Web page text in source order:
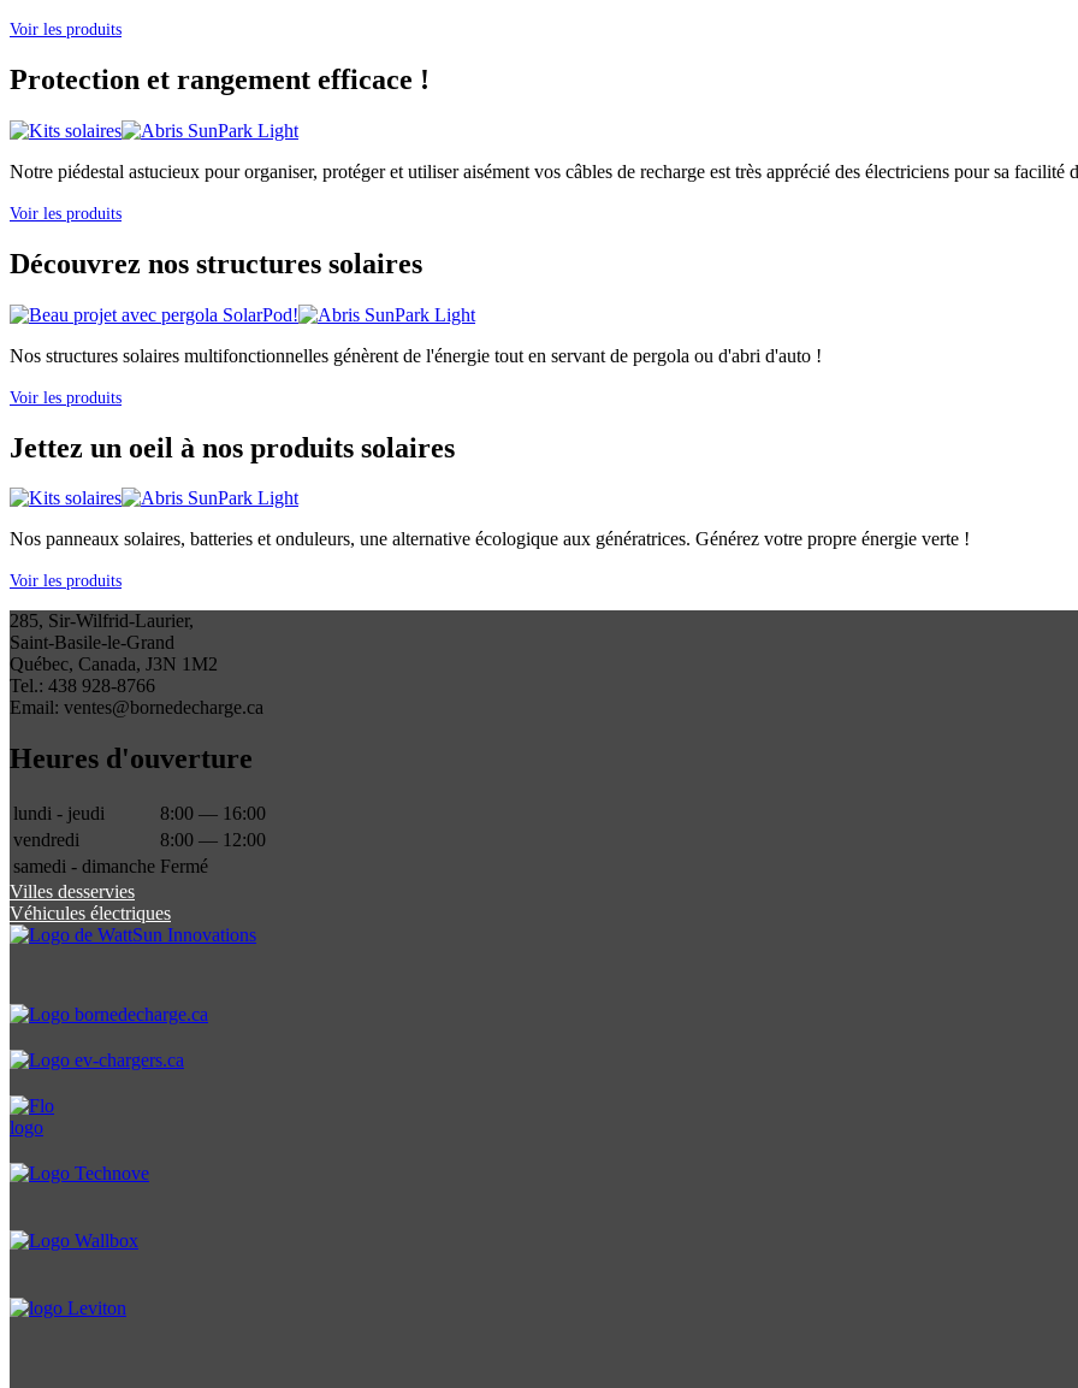
Voir les produits
Protection et rangement efficace !
Notre piédestal astucieux pour organiser, protéger et utiliser aisément vos câbles de recharge est très apprécié des électriciens pour sa facilité
Voir les produits
Découvrez nos structures solaires
Nos structures solaires multifonctionnelles génèrent de l'énergie tout en servant de pergola ou d'abri d'auto !
Voir les produits
Jettez un oeil à nos produits solaires
Nos panneaux solaires, batteries et onduleurs, une alternative écologique aux génératrices. Générez votre propre énergie verte !
Voir les produits
285, Sir-Wilfrid-Laurier,
Saint-Basile-le-Grand
Québec, Canada, J3N 1M2
Tel.: 438 928-8766
Email: ventes@bornedecharge.ca
Heures d'ouverture
lundi - jeudi
8:00 — 16:00
vendredi
8:00 — 12:00
samedi - dimanche Fermé
Villes desservies
Véhicules électriques